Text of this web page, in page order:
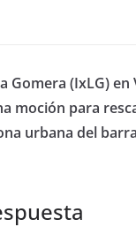
Gomera (IxLG) en
moción para
urbana del